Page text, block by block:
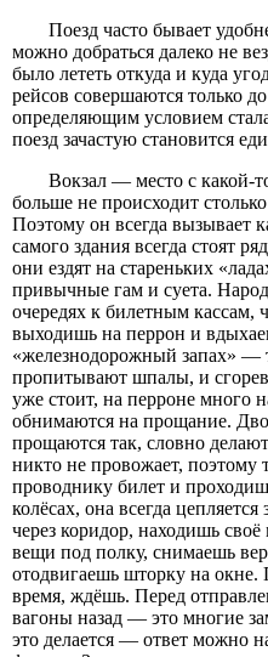
Поезд часто бывает
можно добраться далеко не
было лететь откуда и куда
рейсов совершаются только
определяющим условием
поезд зачастую становится
Вокзал — место с какой-
больше не происходит
Поэтому он всегда вызывает
самого здания всегда стоят
они ездят на стареньких
привычные гам и суета.
очередях к билетным кассам,
выходишь на перрон и
«железнодорожный запах» —
пропитывают шпалы, и
уже стоит, на перроне много
обнимаются на прощание.
прощаются так, словно
никто не провожает, поэтому
проводнику билет и
колёсах, она всегда
через коридор, находишь
вещи под полку, снимаешь
отодвигаешь шторку на
время, ждёшь. Перед
вагоны назад — это многие
это делается — ответ можно